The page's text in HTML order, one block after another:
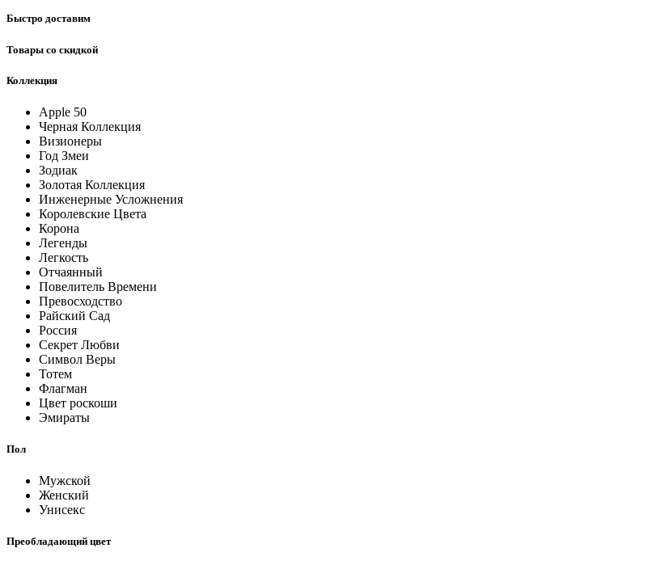
Быстро доставим
Товары со скидкой
Коллекция
Apple 50
Черная Коллекция
Визионеры
Год Змеи
Зодиак
Золотая Коллекция
Инженерные Усложнения
Королевские Цвета
Корона
Легенды
Легкость
Отчаянный
Повелитель Времени
Превосходство
Райский Сад
Россия
Секрет Любви
Символ Веры
Тотем
Флагман
Цвет роскоши
Эмираты
Пол
Мужской
Женский
Унисекс
Преобладающий цвет